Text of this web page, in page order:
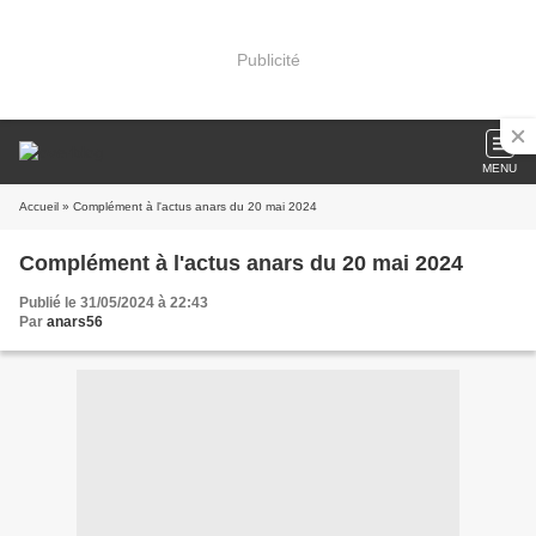
Publicité
MENU
Accueil » Complément à l'actus anars du 20 mai 2024
Complément à l'actus anars du 20 mai 2024
Publié le 31/05/2024 à 22:43
Par anars56